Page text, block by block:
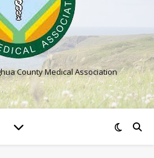
County Medical Association